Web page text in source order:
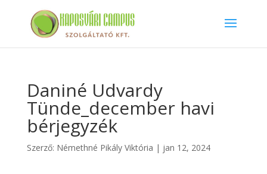
Daniné Udvardy
Tünde_december havi
bérjegyzék
Szerző: Némethné Pikály Viktória | jan 12, 2024